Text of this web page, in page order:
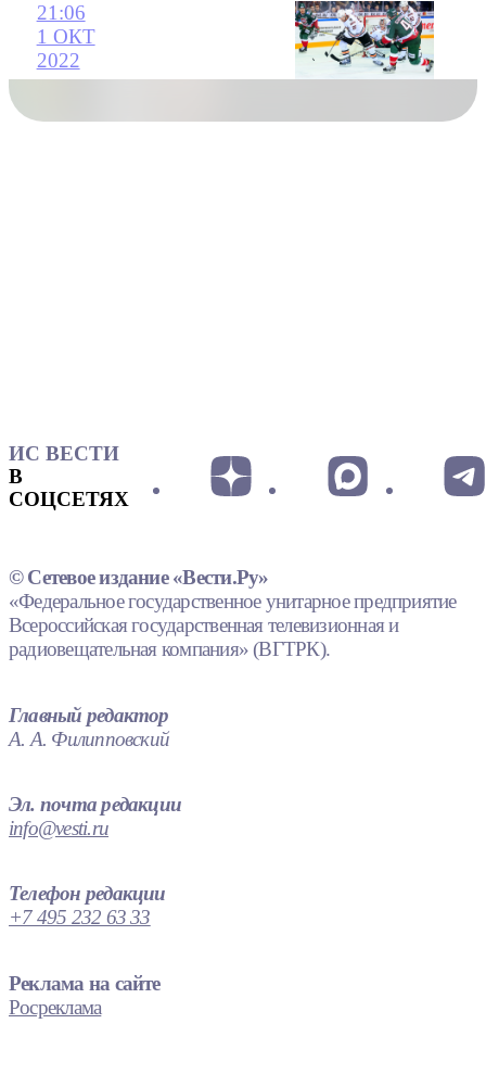
21:06
1 ОКТ
2022
ИС ВЕСТИ
В
СОЦСЕТЯХ
© Сетевое издание «Вести.Ру»
«Федеральное государственное унитарное предприятие
Всероссийская государственная телевизионная и
радиовещательная компания» (ВГТРК).
Главный редактор
А. А. Филипповский
Эл. почта редакции
info@vesti.ru
Телефон редакции
+7 495 232 63 33
Реклама на сайте
Росреклама